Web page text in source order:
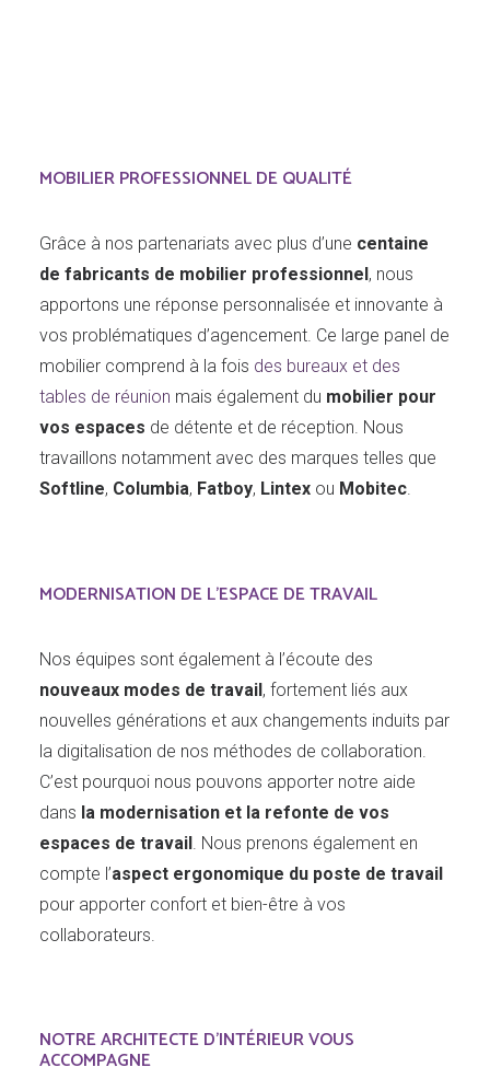
MOBILIER PROFESSIONNEL DE QUALITÉ
Grâce à nos partenariats avec plus d’une centaine
de fabricants de mobilier professionnel, nous
apportons une réponse personnalisée et innovante à
vos problématiques d’agencement. Ce large panel de
mobilier comprend à la fois des bureaux et des
tables de réunion mais également du mobilier pour
vos espaces de détente et de réception. Nous
travaillons notamment avec des marques telles que
Softline, Columbia, Fatboy, Lintex ou Mobitec.
MODERNISATION DE L'ESPACE DE TRAVAIL
Nos équipes sont également à l’écoute des
nouveaux modes de travail, fortement liés aux
nouvelles générations et aux changements induits par
la digitalisation de nos méthodes de collaboration.
C’est pourquoi nous pouvons apporter notre aide
dans la modernisation et la refonte de vos
espaces de travail. Nous prenons également en
compte l’aspect ergonomique du poste de travail
pour apporter confort et bien-être à vos
collaborateurs.
NOTRE ARCHITECTE D'INTÉRIEUR VOUS
ACCOMPAGNE